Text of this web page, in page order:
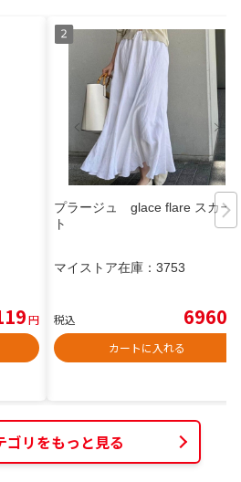
円
プラージュ glace flare スカー
ト
マイストア在庫： 3753
税込 6960
カートに入れる
ゴリをもっと見る